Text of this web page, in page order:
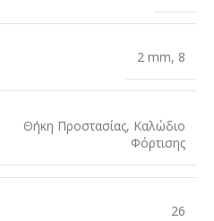
2 mm, 8
Θήκη Προστασίας, Καλώδιο
Φόρτισης
26